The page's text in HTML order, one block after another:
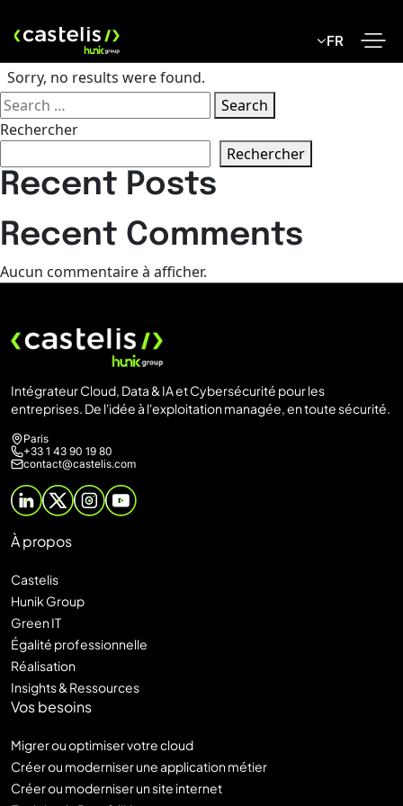
FR
Sorry, no results were found.
Search
for:
Search
Rechercher
Rechercher
Recent Posts
Recent Comments
Aucun commentaire à afficher.
Intégrateur Cloud, Data & IA et Cybersécurité pour les
entreprises. De l'idée à l'exploitation managée, en toute sécurité.
Paris
+33 1 43 90 19 80
contact@castelis.com
À propos
Castelis
Hunik Group
Green IT
Égalité professionnelle
Réalisation
Insights & Ressources
Vos besoins
Migrer ou optimiser votre cloud
Créer ou moderniser une application métier
Créer ou moderniser un site internet